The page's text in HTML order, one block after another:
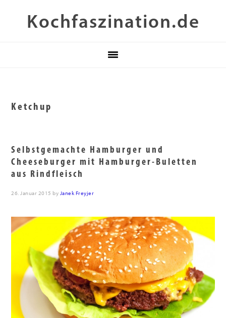
Hauptnavigation
Kochfaszination.de
Ketchup
Selbstgemachte Hamburger und
Cheeseburger mit Hamburger-Buletten
aus Rindfleisch
26. Januar 2015 by Janek Freyjer